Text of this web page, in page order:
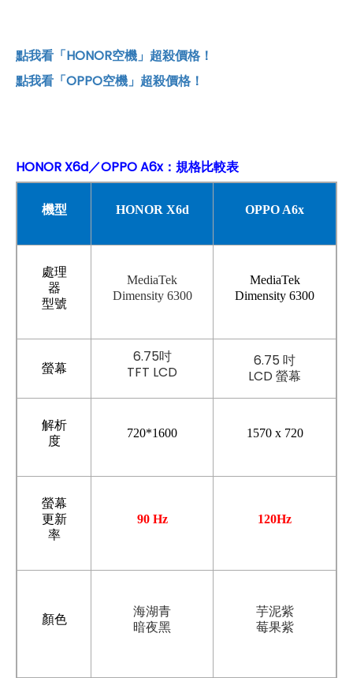
點我看「HONOR空機」超殺價格！
點我看「OPPO空機」超殺價格！
HONOR X6d／OPPO A6x：規格比較表
機型 HONOR X6d OPPO A6x
處理
器
型號
MediaTek
Dimensity 6300
MediaTek
Dimensity 6300
螢幕
6.75吋
TFT LCD
6.75 吋
LCD 螢幕
解析
度
720*1600 1570 x 720
螢幕
更新
率
90 Hz 120Hz
顏色
海湖青
暗夜黑
芋泥紫
莓果紫